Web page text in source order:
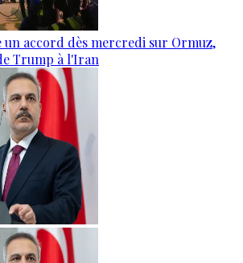
un accord dès mercredi sur Ormuz,
Trump à l'Iran